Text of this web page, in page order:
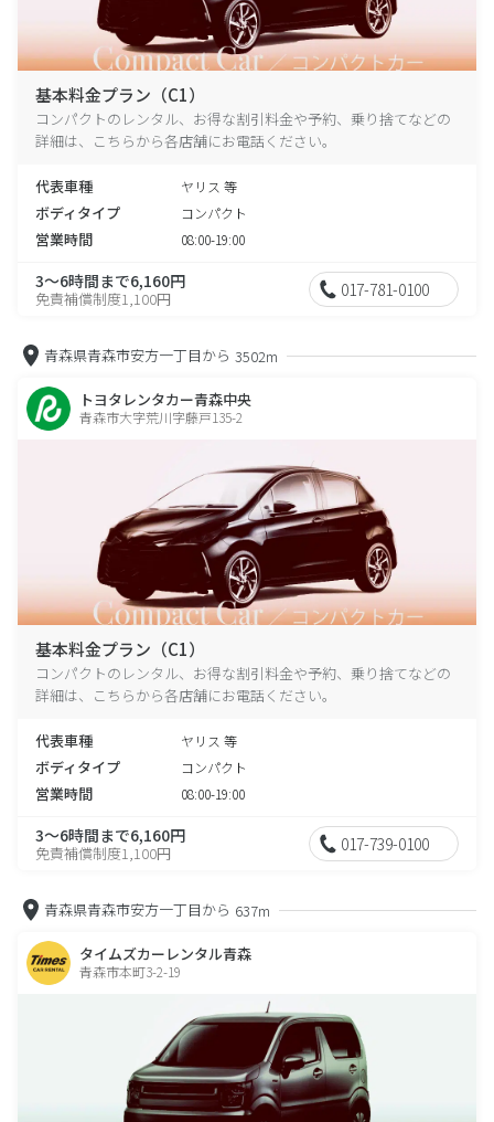
基本料金プラン（C1）
コンパクトのレンタル、お得な割引料金や予約、乗り捨てなどの
詳細は、こちらから各店舗にお電話ください。
代表車種 ヤリス 等
ボディタイプ コンパクト
営業時間 08:00-19:00
3～6時間まで6,160円
免責補償制度1,100円 017-781-0100
青森県青森市安方一丁目から 3502m
トヨタレンタカー青森中央
青森市大字荒川字藤戸135-2
基本料金プラン（C1）
コンパクトのレンタル、お得な割引料金や予約、乗り捨てなどの
詳細は、こちらから各店舗にお電話ください。
代表車種 ヤリス 等
ボディタイプ コンパクト
営業時間 08:00-19:00
3～6時間まで6,160円
免責補償制度1,100円 017-739-0100
青森県青森市安方一丁目から 637m
タイムズカーレンタル青森
青森市本町3-2-19